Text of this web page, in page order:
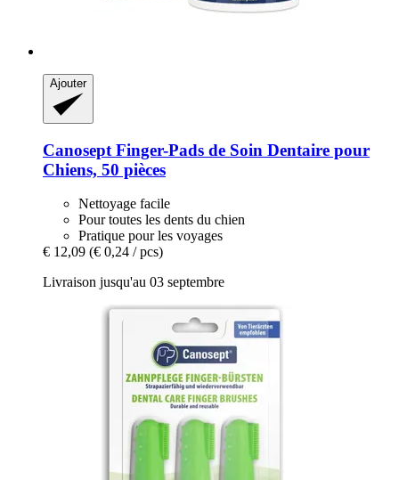
Ajouter
Canosept Finger-​Pads de Soin Dentaire pour
Chiens, 50 pièces
Nettoyage facile
Pour toutes les dents du chien
Pratique pour les voyages
€ 12,09 (€ 0,24 / pcs)
Livraison jusqu'au 03 septembre